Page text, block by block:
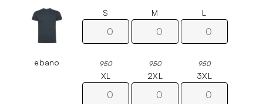
ebano
S
950
M
950
L
950
XL 2XL 3XL